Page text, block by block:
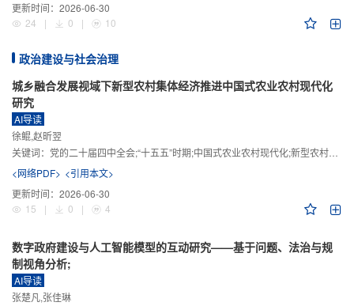
更新时间： 2026-06-30
24
| 0 | 10
政治建设与社会治理
城乡融合发展视域下新型农村集体经济推进中国式农业农村现代化
研究
AI导读
徐鲲,赵昕翌
关键词： 党的二十届四中全会;“十五五”时期;中国式农业农村现代化;新型农村集体经济;城乡融合发展;新质生产力
<网络PDF> <引用本文>
更新时间： 2026-06-30
15
| 0 | 4
数字政府建设与人工智能模型的互动研究——基于问题、法治与规
制视角分析;
AI导读
张楚凡,张佳琳